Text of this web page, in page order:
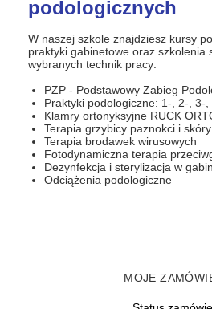
podologicznych
W naszej szkole znajdziesz kursy
praktyki gabinetowe oraz szkolenia
wybranych technik pracy:
PZP - Podstawowy Zabieg
Praktyki podologiczne: 1-, 2-, 3-
Klamry ortonyksyjne RUCK
Terapia grzybicy paznokci i
Terapia brodawek wirusowych
Fotodynamiczna terapia
Dezynfekcja i sterylizacja w
Odciążenia podologiczne
MOJE